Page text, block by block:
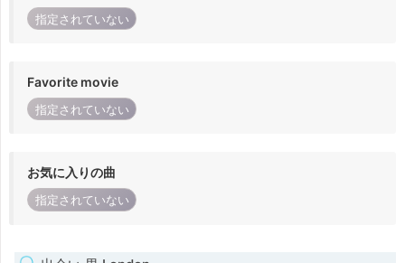
指定されていない
Favorite movie
指定されていない
お気に入りの曲
指定されていない